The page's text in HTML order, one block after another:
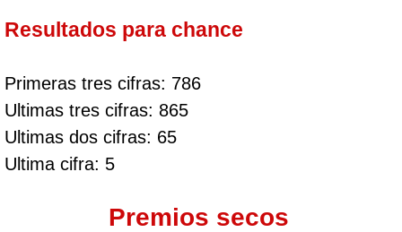
Resultados para chance
Primeras tres cifras: 786
Ultimas tres cifras: 865
Ultimas dos cifras: 65
Ultima cifra: 5
Premios secos